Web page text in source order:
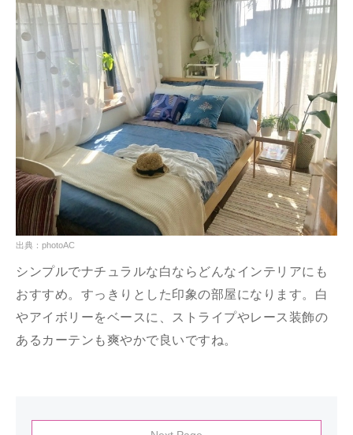
出典：photoAC
シンプルでナチュラルな白ならどんなインテリアにも
おすすめ。すっきりとした印象の部屋になります。白
やアイボリーをベースに、ストライプやレース装飾の
あるカーテンも爽やかで良いですね。